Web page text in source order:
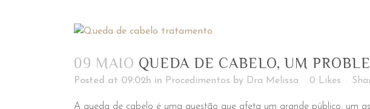
09 MAIO QUEDA DE CABELO, UM
Posted at 09:02h in Procedimentos by Dra Melissa 0 Likes
A queda de cabelo é uma questão que afeta um grande público, um